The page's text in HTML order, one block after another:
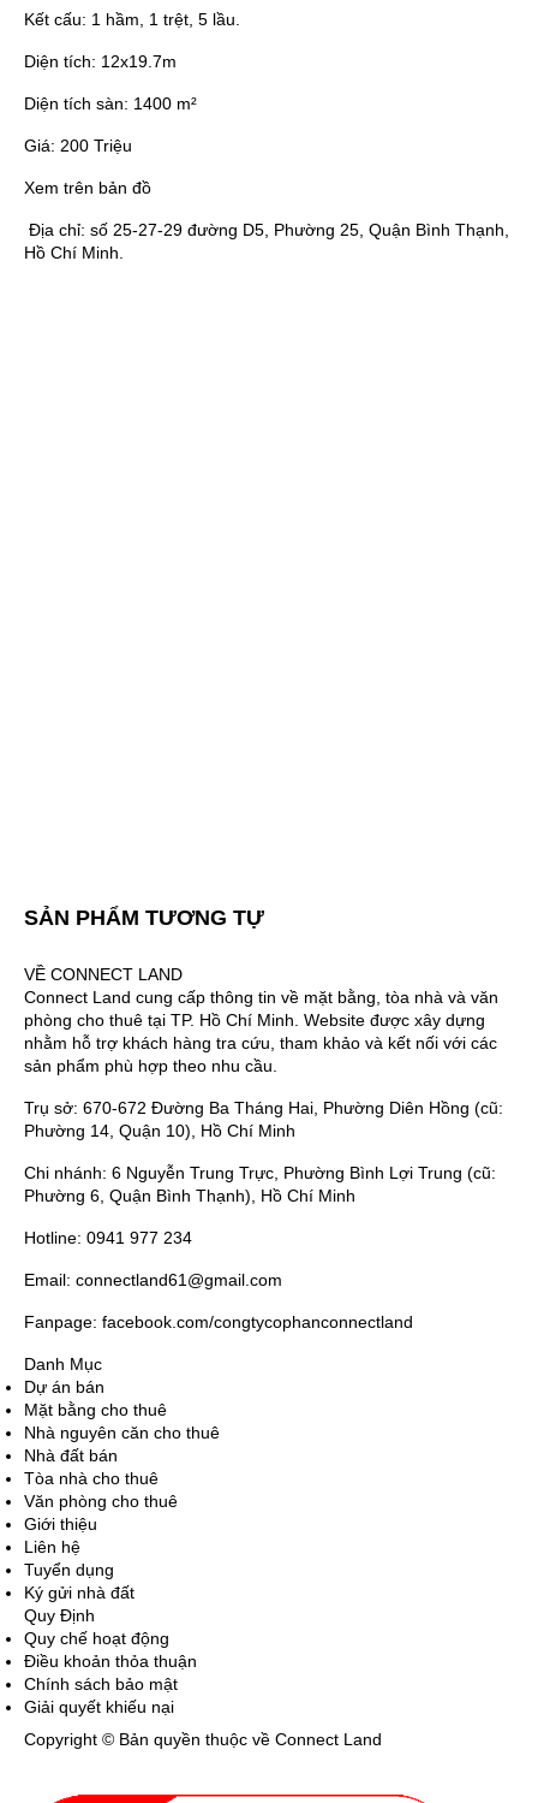
Kết cấu: 1 hầm, 1 trệt, 5 lầu.
Diện tích: 12x19.7m
Diện tích sàn: 1400 m²
Giá: 200 Triệu
Xem trên bản đồ
Địa chỉ: số 25-27-29 đường D5, Phường 25, Quận Bình Thạnh,
Hồ Chí Minh.
SẢN PHẨM TƯƠNG TỰ
VỀ CONNECT LAND
Connect Land cung cấp thông tin về mặt bằng, tòa nhà và văn
phòng cho thuê tại TP. Hồ Chí Minh. Website được xây dựng
nhằm hỗ trợ khách hàng tra cứu, tham khảo và kết nối với các
sản phẩm phù hợp theo nhu cầu.
Trụ sở: 670-672 Đường Ba Tháng Hai, Phường Diên Hồng (cũ:
Phường 14, Quận 10), Hồ Chí Minh
Chi nhánh: 6 Nguyễn Trung Trực, Phường Bình Lợi Trung (cũ:
Phường 6, Quận Bình Thạnh), Hồ Chí Minh
Hotline: 0941 977 234
Email: connectland61@gmail.com
Fanpage: facebook.com/congtycophanconnectland
Danh Mục
Dự án bán
Mặt bằng cho thuê
Nhà nguyên căn cho thuê
Nhà đất bán
Tòa nhà cho thuê
Văn phòng cho thuê
Giới thiệu
Liên hệ
Tuyển dụng
Ký gửi nhà đất
Quy Định
Quy chế hoạt động
Điều khoản thỏa thuận
Chính sách bảo mật
Giải quyết khiếu nại
Copyright © Bản quyền thuộc về Connect Land